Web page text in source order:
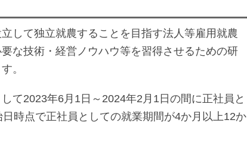
して独立就農することを目指す法人等雇用就農
な技術・経営ノウハウ等を習得させるための研
。
て2023年6月1日～2024年2月1日の間に正社員と
時点で正社員としての就業期間が4か月以上12か